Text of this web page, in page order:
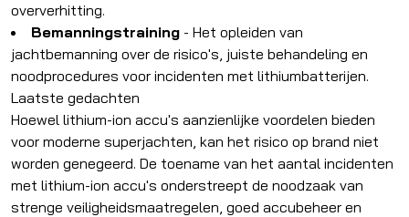
oververhitting.
Bemanningstraining - Het opleiden van
jachtbemanning over de risico's, juiste behandeling en
noodprocedures voor incidenten met lithiumbatterijen.
Laatste gedachten
Hoewel lithium-ion accu's aanzienlijke voordelen bieden
voor moderne superjachten, kan het risico op brand niet
worden genegeerd. De toename van het aantal incidenten
met lithium-ion accu's onderstreept de noodzaak van
strenge veiligheidsmaatregelen, goed accubeheer en